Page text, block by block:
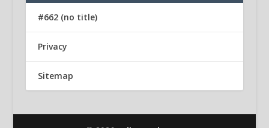
#662 (no title)
Privacy
Sitemap